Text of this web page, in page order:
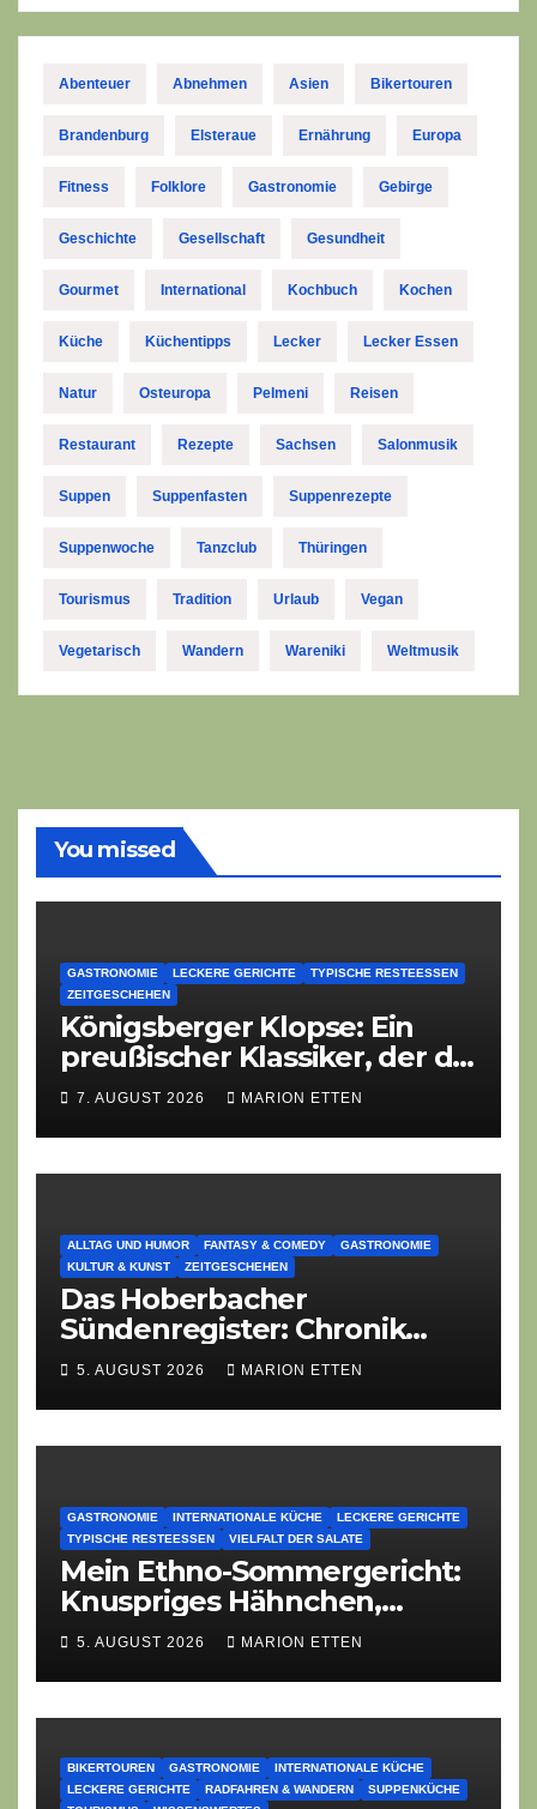
Abenteuer Abnehmen Asien Bikertouren
Brandenburg Elsteraue Ernährung Europa
Fitness Folklore Gastronomie Gebirge
Geschichte Gesellschaft Gesundheit
Gourmet International Kochbuch Kochen
Küche Küchentipps Lecker Lecker Essen
Natur Osteuropa Pelmeni Reisen
Restaurant Rezepte Sachsen Salonmusik
Suppen Suppenfasten Suppenrezepte
Suppenwoche Tanzclub Thüringen
Tourismus Tradition Urlaub Vegan
Vegetarisch Wandern Wareniki Weltmusik
You missed
GASTRONOMIE LECKERE GERICHTE
TYPISCHE RESTEESSEN
ZEITGESCHEHEN
Königsberger Klopse: Ein
preußischer Klassiker, der die
Zeiten überdauert
7. AUGUST 2026 MARION ETTEN
ALLTAG UND HUMOR FANTASY & COMEDY
GASTRONOMIE
KULTUR & KUNST
ZEITGESCHEHEN
Das Hoberbacher
Sündenregister: Chronik
eines angekündigten
5. AUGUST 2026 MARION ETTEN
GASTRONOMIE INTERNATIONALE KÜCHE
LECKERE GERICHTE
TYPISCHE RESTEESSEN
VIELFALT DER SALATE
Mein Ethno-Sommergericht:
Knuspriges Hähnchen,
Lauch-Rührei, Salat
5. AUGUST 2026 MARION ETTEN
BIKERTOUREN GASTRONOMIE
INTERNATIONALE KÜCHE
LECKERE GERICHTE
RADFAHREN & WANDERN
SUPPENKÜCHE